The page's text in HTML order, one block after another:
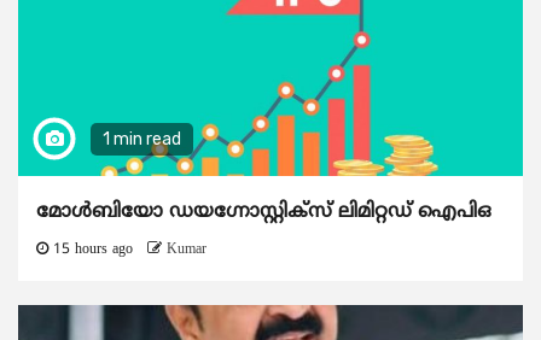
1 min read
മോൾബിയോ ഡയഗ്നോസ്റ്റിക്സ് ലിമിറ്റഡ് ഐപിഒ
15 hours ago Kumar